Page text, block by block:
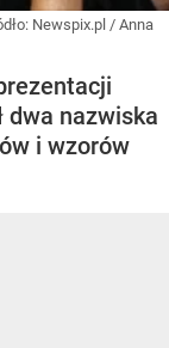
Newspix.pl / Anna
dwa nazwiska
i wzorów